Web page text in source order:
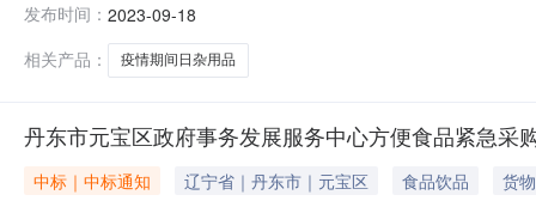
障人民群众的身体健康和生命安全，按照辽宁省财政厅
丹东市元宝区政府事务
发布时间： 2023-09-18
相关产品：
疫情期间日杂用品
丹东市元宝区政府事务发展服务中心方便食品紧急采
中标｜中标通知 辽宁省｜丹东市｜元宝区 食品饮品
货物